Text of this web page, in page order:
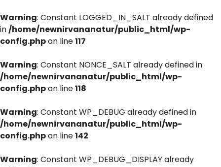
Warning: Constant LOGGED_IN_SALT already defined
in/home/newnirvananatur/public_html/wp-
config.phpon line117
Warning: Constant NONCE_SALT already defined in
/home/newnirvananatur/public_html/wp-
config.phpon line118
Warning: Constant WP_DEBUG already defined in
/home/newnirvananatur/public_html/wp-
config.phpon line142
Warning: Constant WP_DEBUG_DISPLAY already